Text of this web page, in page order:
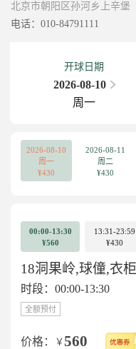
北京市朝阳区孙河乡上辛堡
电话：010-84791111
开球日期
2026-08-10
周一
2026-08-10
周一
¥430
2026-08-11
周二
¥430
00:00-13:30
¥560
13:31-23:59
¥430
18洞果岭,球僮,衣柜
时段：00:00-13:30
全额预付
价格： ￥ 560